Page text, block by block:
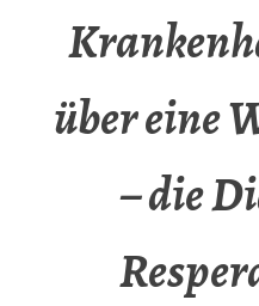
über eine
– die